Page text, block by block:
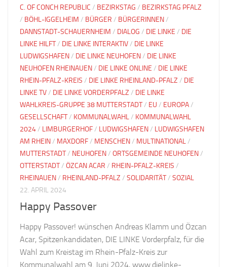
C. OF CONCH REPUBLIC / BEZIRKSTAG / BEZIRKSTAG PFALZ
/ BÖHL-IGGELHEIM / BÜRGER / BÜRGERINNEN/
DANNSTADT-SCHAUERNHEIM / DIALOG / DIE LINKE / DIE
LINKE HILFT/ DIE LINKE INTERAKTIV/ DIE LINKE
LUDWIGSHAFEN/ DIE LINKE NEUHOFEN/ DIE LINKE
NEUHOFEN RHEINAUEN/ DIE LINKE ONLINE / DIE LINKE
RHEIN-PFALZ-KREIS / DIE LINKE RHEINLAND-PFALZ / DIE
LINKE TV/ DIE LINKE VORDERPFALZ / DIE LINKE
WAHLKREIS-GRUPPE 38 MUTTERSTADT/ EU / EUROPA/
GESELLSCHAFT/ KOMMUNALWAHL/ KOMMUNALWAHL
2024/ LIMBURGERHOF/ LUDWIGSHAFEN/ LUDWIGSHAFEN
AM RHEIN/ MAXDORF/ MENSCHEN/ MULTINATIONAL/
MUTTERSTADT/ NEUHOFEN/ ORTSGEMEINDE NEUHOFEN/
OTTERSTADT/ ÖZCAN ACAR / RHEIN-PFALZ-KREIS /
RHEINAUEN/ RHEINLAND-PFALZ / SOLIDARITÄT/ SOZIAL
22. APRIL 2024
Happy Passover
Happy Passover! wünschen Andreas Klamm und Özcan
Acar, Spitzenkandidaten, DIE LINKE Vorderpfalz, für die
Wahl zum Kreistag im Rhein-Pfalz-Kreis zur
Kommunalwahl am 9. Juni 2024, www.dielinke-